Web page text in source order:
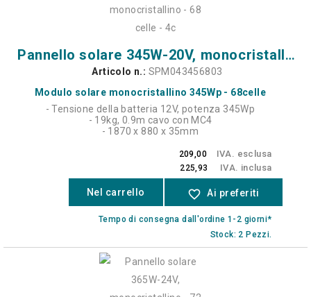
Pannello solare 345W-20V, monocristallino - 68 celle - 4c
Articolo n.: SPM043456803
Modulo solare monocristallino 345Wp - 68celle
- Tensione della batteria 12V, potenza 345Wp
- 19kg, 0.9m cavo con MC4
- 1870 x 880 x 35mm
209,00 IVA. esclusa
225,93 IVA. inclusa
Nel carrello favorite_border Ai preferiti
Tempo di consegna dall'ordine 1-2 giorni*
Stock: 2 Pezzi.